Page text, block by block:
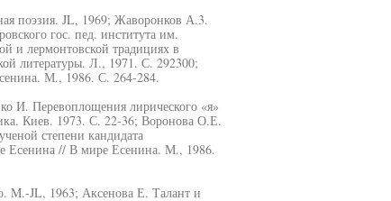
поэзия. JL, 1969; Жаворонков А.3.
гос. пед. института им.
лермонтовской традициях в
литературы. Л., 1971. С. 292300;
М., 1986. С. 264-284.
И. Перевоплощения лирического «я»
Киев. 1973. С. 22-36; Воронова О.Е.
степени кандидата
Есенина // В мире Есенина. М., 1986.
M.-JL, 1963; Аксенова Е. Талант и